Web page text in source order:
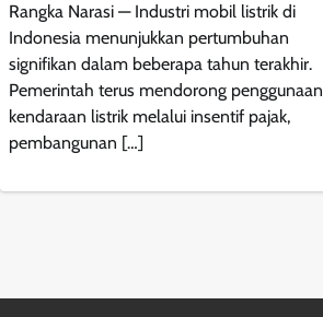
Rangka Narasi — Industri mobil listrik di
Indonesia menunjukkan pertumbuhan
signifikan dalam beberapa tahun terakhir.
Pemerintah terus mendorong penggunaan
kendaraan listrik melalui insentif pajak,
pembangunan […]